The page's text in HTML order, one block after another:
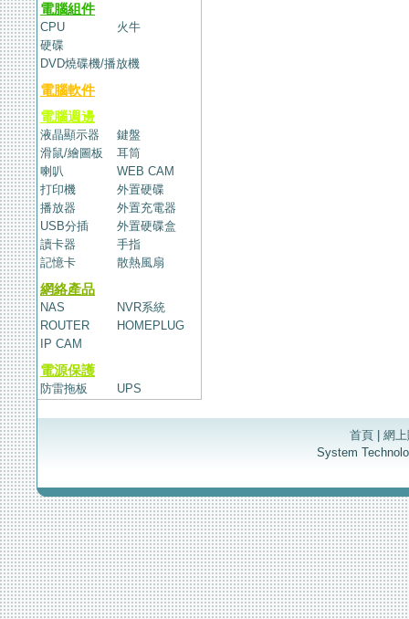
電腦組件
CPU
火牛
硬碟
DVD燒碟機/播放機
電腦軟件
電腦週邊
液晶顯示器
鍵盤
滑鼠/繪圖板
耳筒
喇叭
WEB CAM
打印機
外置硬碟
播放器
外置充電器
USB分插
外置硬碟盒
讀卡器
手指
記憶卡
散熱風扇
網絡產品
NAS
NVR系統
ROUTER
HOMEPLUG
IP CAM
電源保護
防雷拖板 UPS
首頁| 網
System